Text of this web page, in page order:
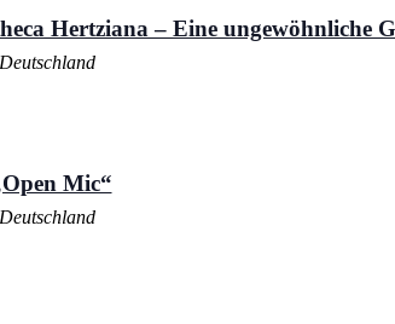
Hertziana – Eine ungewöhnliche
Mic“